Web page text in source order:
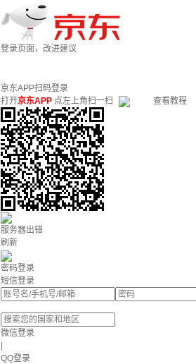
登录页面，改进建议
京东APP扫码登录
打开京东APP 点左上角扫一扫 查看教程
服务器出错
刷新
密码登录
短信登录
微信登录
QQ登录